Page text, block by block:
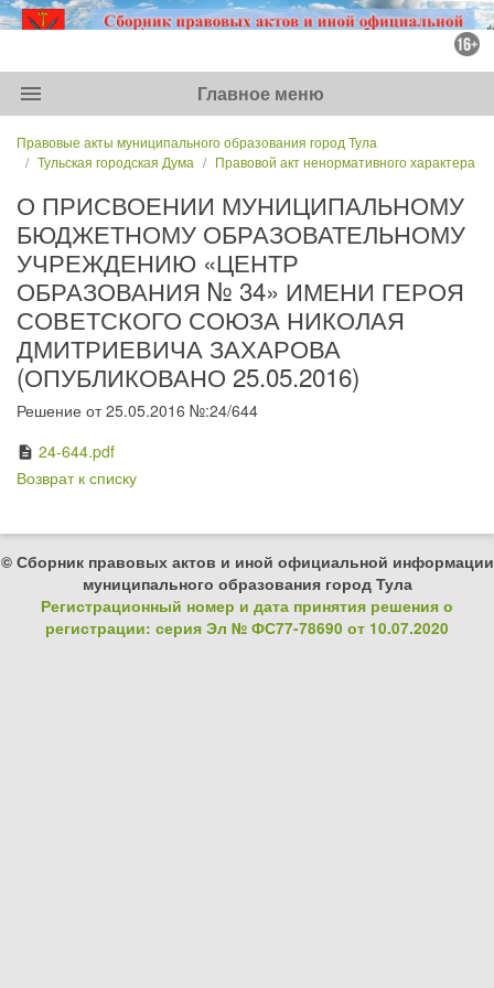
menu Главное меню
Правовые акты муниципального образования город Тула
Тульская городская Дума
Правовой акт ненормативного характера
О ПРИСВОЕНИИ МУНИЦИПАЛЬНОМУ
БЮДЖЕТНОМУ ОБРАЗОВАТЕЛЬНОМУ
УЧРЕЖДЕНИЮ «ЦЕНТР
ОБРАЗОВАНИЯ № 34» ИМЕНИ ГЕРОЯ
СОВЕТСКОГО СОЮЗА НИКОЛАЯ
ДМИТРИЕВИЧА ЗАХАРОВА
(ОПУБЛИКОВАНО 25.05.2016)
Решение от 25.05.2016 №:24/644
description 24-644.pdf
Возврат к списку
© Сборник правовых актов и иной официальной информации
муниципального образования город Тула
Регистрационный номер и дата принятия решения о
регистрации: серия Эл № ФС77-78690 от 10.07.2020